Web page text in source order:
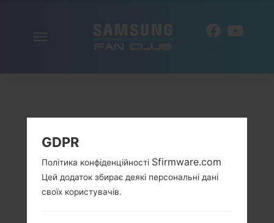
GDPR
Політика конфіденційності Sfirmware.com
Цей додаток збирає деякі персональні дані
своїх користувачів.